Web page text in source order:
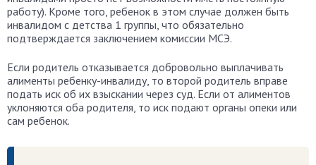
работу). Кроме того, ребенок в этом случае должен быть
инвалидом с детства 1 группы, что обязательно
подтверждается заключением комиссии МСЭ.
Если родитель отказывается добровольно выплачивать
алименты ребенку-инвалиду, то второй родитель вправе
подать иск об их взыскании через суд. Если от алиментов
уклоняются оба родителя, то иск подают органы опеки или
сам ребенок.